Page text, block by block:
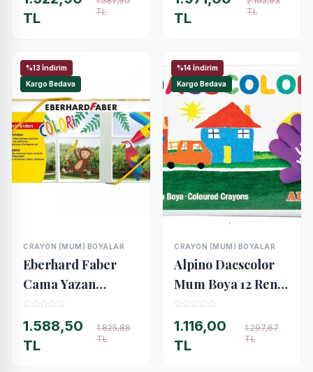
Renk
TL
TL
TL
TL
%13 İndirim
Kargo Bedava
CRAYON (MUM) BOYALAR
Eberhard Faber
Cama Yazan
Mumlu Pastel Boya
12 Renk
1.588,50
TL
1.825,86
TL
%14 İndirim
Kargo Bedava
CRAYON (MUM) BOYALAR
Alpino Dacscolor
Mum Boya 12 Renk
Plastik Çantalı
1.116,00
TL
1.297,67
TL